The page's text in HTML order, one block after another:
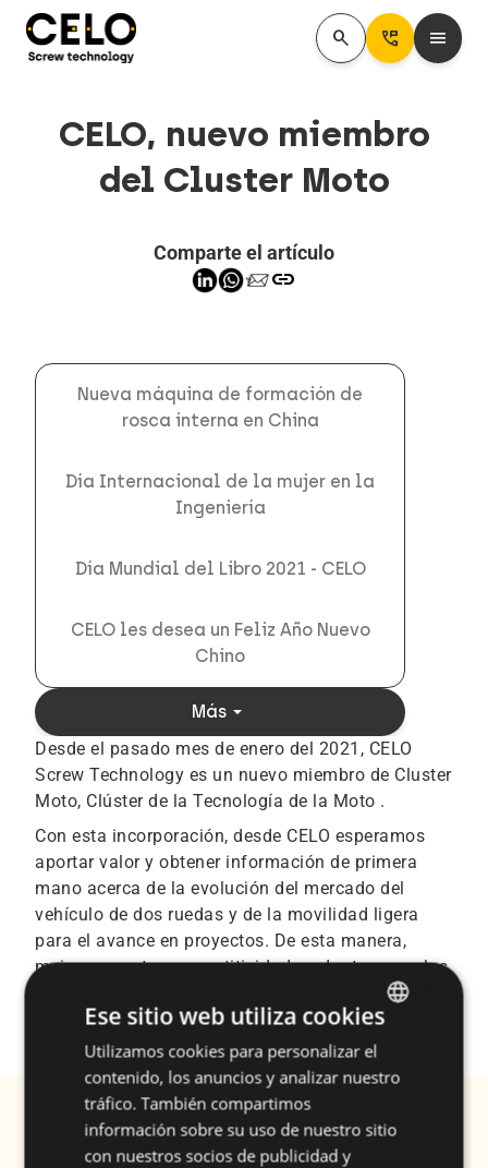
search Perm_Phone_Msg menu
CELO, nuevo miembro
del Cluster Moto
Comparte el artículo
link
Nueva máquina de formación de
rosca interna en China
Día Internacional de la mujer en la
Ingeniería
Día Mundial del Libro 2021 - CELO
CELO les desea un Feliz Año Nuevo
Chino
Más arrow_drop_down
Desde el pasado mes de enero del 2021, CELO
Screw Technology es un nuevo miembro de Cluster
Moto, Clúster de la Tecnología de la Moto .
Con esta incorporación, desde CELO esperamos
aportar valor y obtener información de primera
mano acerca de la evolución del mercado del
vehículo de dos ruedas y de la movilidad ligera
para el avance en proyectos. De esta manera,
mejorar nuestra competitividad y adaptarnos a las
necesidades propias de un marco industrial cada
vez más global y tecnológico.
Subscríbase a nuestra Newsletter Reciba
información exclusiva y novedades
ENGLISH
SPANISH
FRENCH
Ese sitio web utiliza cookies
Utilizamos cookies para personalizar el
contenido, los anuncios y analizar nuestro
tráfico. También compartimos
información sobre su uso de nuestro sitio
con nuestros socios de publicidad y